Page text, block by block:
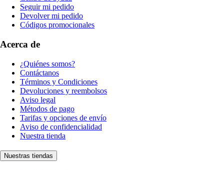
Seguir mi pedido
Devolver mi pedido
Códigos promocionales
Acerca de
¿Quiénes somos?
Contáctanos
Términos y Condiciones
Devoluciones y reembolsos
Aviso legal
Métodos de pago
Tarifas y opciones de envío
Aviso de confidencialidad
Nuestra tienda
Nuestras tiendas